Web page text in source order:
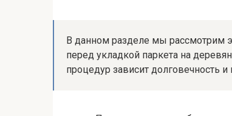
В данном разделе мы рассмотрим
перед укладкой паркета на
процедур зависит долговечность и